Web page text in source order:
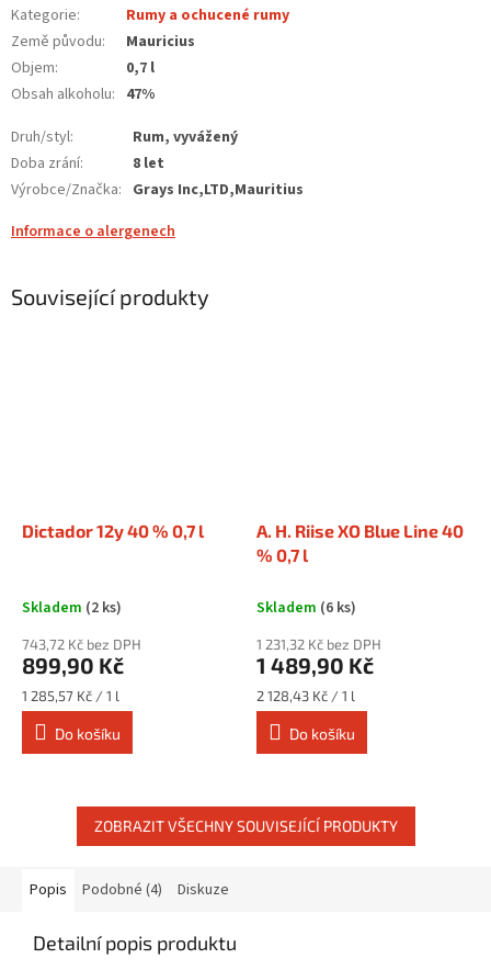
Kategorie:
Rumy a ochucené rumy
Země původu:
Mauricius
Objem:
0,7 l
Obsah alkoholu: 47%
Druh/styl:
Rum, vyvážený
Doba zrání:
8 let
Výrobce/Značka: Grays Inc,LTD,Mauritius
Informace o alergenech
Související produkty
Dictador 12y 40 % 0,7 l
Skladem (2 ks)
743,72 Kč bez DPH
899,90 Kč
Měrná
cena:
1 285,57 Kč / 1 l
Do košíku
A. H. Riise XO Blue Line 40
% 0,7 l
Skladem (6 ks)
1 231,32 Kč bez DPH
1 489,90 Kč
Měrná
cena:
2 128,43 Kč / 1 l
Do košíku
ZOBRAZIT VŠECHNY SOUVISEJÍCÍ PRODUKTY
Popis Podobné (4) Diskuze
Detailní popis produktu